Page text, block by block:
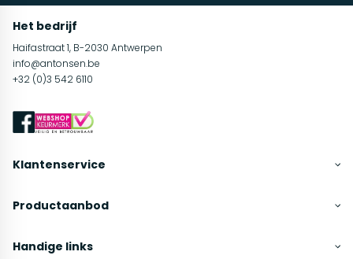
Het bedrijf
Haifastraat 1, B-2030 Antwerpen
info@antonsen.be
+32 (0)3 542 6110
Klantenservice
Productaanbod
Handige links